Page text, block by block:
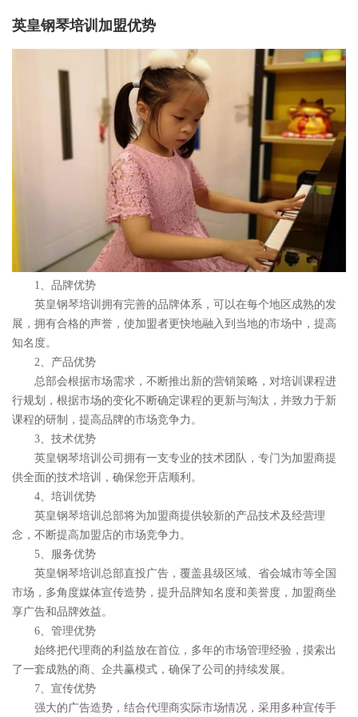
英皇钢琴培训加盟优势
1、品牌优势
英皇钢琴培训拥有完善的品牌体系，可以在每个地区成熟的发
展，拥有合格的声誉，使加盟者更快地融入到当地的市场中，提高
知名度。
2、产品优势
总部会根据市场需求，不断推出新的营销策略，对培训课程进
行规划，根据市场的变化不断确定课程的更新与淘汰，并致力于新
课程的研制，提高品牌的市场竞争力。
3、技术优势
英皇钢琴培训公司拥有一支专业的技术团队，专门为加盟商提
供全面的技术培训，确保您开店顺利。
4、培训优势
英皇钢琴培训总部将为加盟商提供较新的产品技术及经营理
念，不断提高加盟店的市场竞争力。
5、服务优势
英皇钢琴培训总部直投广告，覆盖县级区域、省会城市等全国
市场，多角度媒体宣传造势，提升品牌知名度和美誉度，加盟商坐
享广告和品牌效益。
6、管理优势
始终把代理商的利益放在首位，多年的市场管理经验，摸索出
了一套成熟的商、企共赢模式，确保了公司的持续发展。
7、宣传优势
强大的广告造势，结合代理商实际市场情况，采用多种宣传手